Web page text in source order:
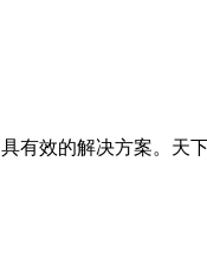
有效的解决方案。天